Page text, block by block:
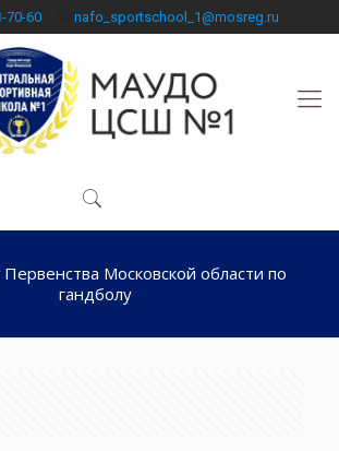
70-60 nafo_sportschool_1@mosreg.ru
Первенства Московской области по
гандболу